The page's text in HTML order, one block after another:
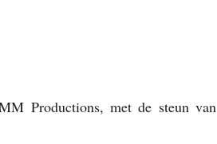
Productions, met de steun van